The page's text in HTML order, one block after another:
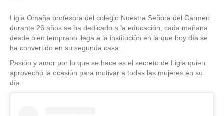
Ligia Omaña profesora del colegio Nuestra Señora del Carmen
durante 26 años se ha dedicado a la educación, cada mañana
desde bien temprano llega a la institución en la que hoy día se
ha convertido en su segunda casa.
Pasión y amor por lo que se hace es el secreto de Ligia quien
aprovechó la ocasión para motivar a todas las mujeres en su
día.